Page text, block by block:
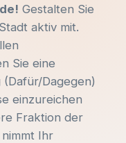
Gestalten Sie
aktiv mit.
Sie eine
Dagegen)
einzureichen
Fraktion der
Ihr
nur ein
willst –
bei uns!